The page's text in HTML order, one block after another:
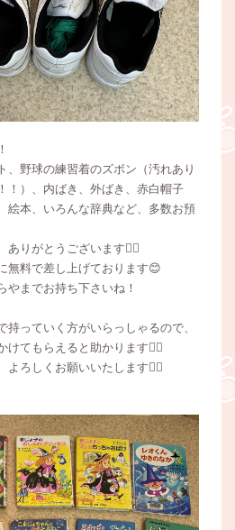
、野球の練習着のズボン（汚れあり
！）、内ばき、外ばき、赤白帽子
絵本、いろんな辞典など、多数お預
ありがとうございます🙇‍♀️
無料で差し上げております😊
やまでお持ち下さいね！
っていく方がいらっしゃるので、
けてもらえると助かります🙇‍♀️
よろしくお願いいたします🙇‍♀️